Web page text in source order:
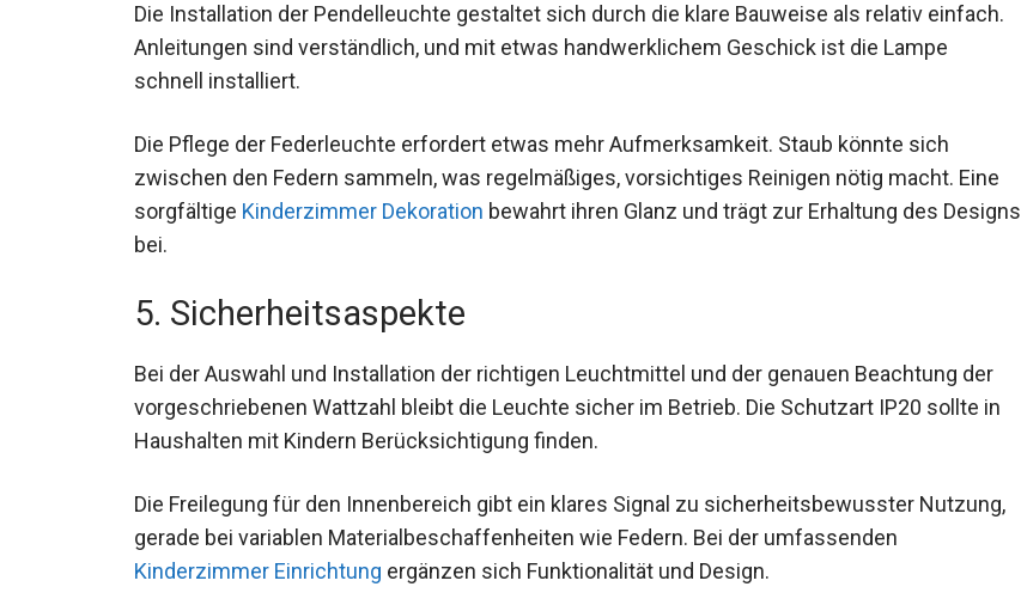
Die Installation der Pendelleuchte gestaltet sich durch die klare Bauweise als relativ einfach.
Anleitungen sind verständlich, und mit etwas handwerklichem Geschick ist die Lampe
schnell installiert.
Die Pflege der Federleuchte erfordert etwas mehr Aufmerksamkeit. Staub könnte sich
zwischen den Federn sammeln, was regelmäßiges, vorsichtiges Reinigen nötig macht. Eine
sorgfältige Kinderzimmer Dekoration bewahrt ihren Glanz und trägt zur Erhaltung des Designs
bei.
5. Sicherheitsaspekte
Bei der Auswahl und Installation der richtigen Leuchtmittel und der genauen Beachtung der
vorgeschriebenen Wattzahl bleibt die Leuchte sicher im Betrieb. Die Schutzart IP20 sollte in
Haushalten mit Kindern Berücksichtigung finden.
Die Freilegung für den Innenbereich gibt ein klares Signal zu sicherheitsbewusster Nutzung,
gerade bei variablen Materialbeschaffenheiten wie Federn. Bei der umfassenden
Kinderzimmer Einrichtung ergänzen sich Funktionalität und Design.